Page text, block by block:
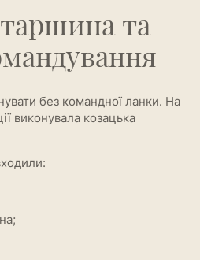
та
без командної ланки. На
виконувала козацька